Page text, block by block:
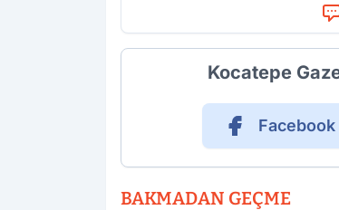
Kocatepe
Facebook
BAKMADAN GEÇME